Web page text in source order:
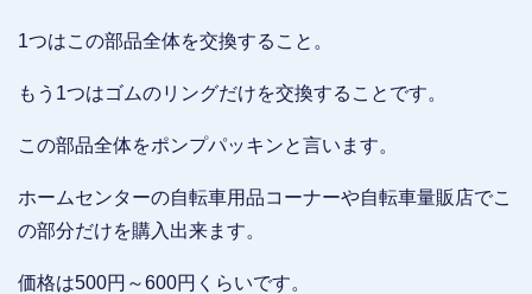
1つはこの部品全体を交換すること。
もう1つはゴムのリングだけを交換することです。
この部品全体をポンプパッキンと言います。
ホームセンターの自転車用品コーナーや自転車量販店でこ
の部分だけを購入出来ます。
価格は500円～600円くらいです。